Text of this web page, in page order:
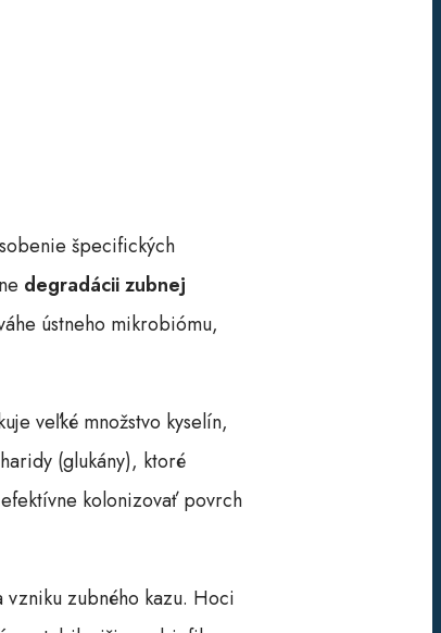
špecifických
degradácii zubnej
ústneho mikrobiómu,
veľké množstvo kyselín,
(glukány), ktoré
kolonizovať povrch
zubného kazu. Hoci